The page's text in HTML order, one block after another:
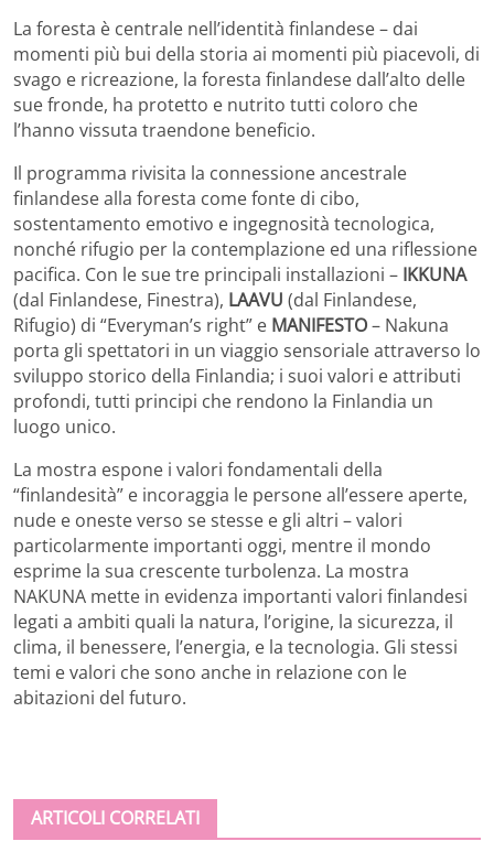
La foresta è centrale nell’identità finlandese – dai
momenti più bui della storia ai momenti più piacevoli, di
svago e ricreazione, la foresta finlandese dall’alto delle
sue fronde, ha protetto e nutrito tutti coloro che
l’hanno vissuta traendone beneficio.
Il programma rivisita la connessione ancestrale
finlandese alla foresta come fonte di cibo,
sostentamento emotivo e ingegnosità tecnologica,
nonché rifugio per la contemplazione ed una riflessione
pacifica. Con le sue tre principali installazioni – IKKUNA
(dal Finlandese, Finestra), LAAVU (dal Finlandese,
Rifugio) di “Everyman’s right” e MANIFESTO– Nakuna
porta gli spettatori in un viaggio sensoriale attraverso lo
sviluppo storico della Finlandia; i suoi valori e attributi
profondi, tutti principi che rendono la Finlandia un
luogo unico.
La mostra espone i valori fondamentali della
“finlandesità” e incoraggia le persone all’essere aperte,
nude e oneste verso se stesse e gli altri – valori
particolarmente importanti oggi, mentre il mondo
esprime la sua crescente turbolenza. La mostra
NAKUNA mette in evidenza importanti valori finlandesi
legati a ambiti quali la natura, l’origine, la sicurezza, il
clima, il benessere, l’energia, e la tecnologia. Gli stessi
temi e valori che sono anche in relazione con le
abitazioni del futuro.
ARTICOLI CORRELATI